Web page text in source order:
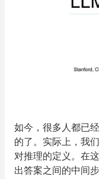
如今，很多人都已
的了。实际上，我
对推理的定义。在
出答案之间的中间